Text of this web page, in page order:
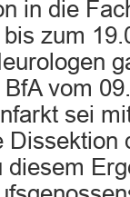
in die
zum
vom
sei